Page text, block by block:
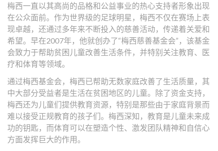
梅西一直以其高尚的品格和公益事业的热心支持者形象出现
在公众面前。作为世界级的足球明星，梅西不仅在赛场上表
现卓越，还通过多年来不断投入的慈善活动，传递着关爱和
希望。早在2007年，他就创办了“梅西慈善基金会”，该基金
会致力于帮助贫困儿童改善生活条件，并特别关注教育、医
疗和体育等领域。
通过梅西基金会，梅西已帮助无数家庭改善了生活质量，其
中大部分受益者是生活在贫困地区的儿童。除了资金支持，
梅西还为儿童们提供教育资源，特别是那些由于家庭背景而
难以接受正规教育的孩子们。梅西深知，教育是儿童未来成
功的钥匙，而体育可以在塑造个性、激发团队精神和自信心
方面发挥巨大的作用。